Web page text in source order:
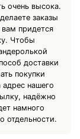
очень высока.
заказы
вам придется
Чтобы
доставки
покупки
адрес нашего
надёжно
намного
отдельности.